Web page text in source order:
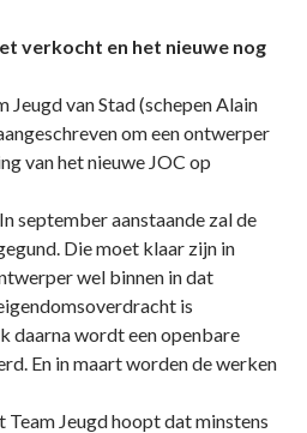
verkocht en het nieuwe nog
van Stad (schepen Alain
om een ontwerper
van het nieuwe JOC op
september aanstaande zal de
Die moet klaar zijn in
wel binnen in dat
is
daarna wordt een openbare
En in maart worden de werken
Jeugd hoopt dat minstens